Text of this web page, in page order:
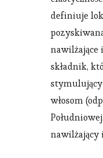
definiuje
nawilżające
składnik,
stymulujący
włosom
nawilżający